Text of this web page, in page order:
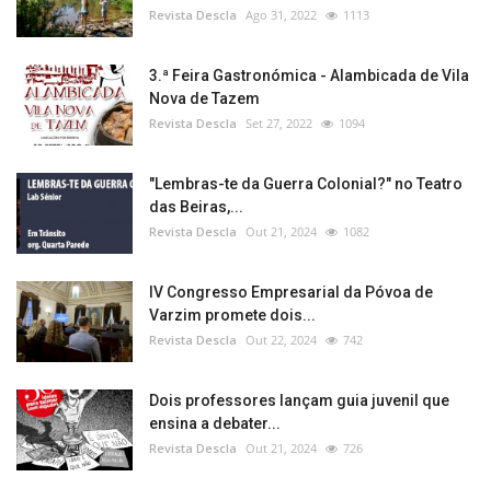
Revista Descla Ago 31, 2022 1113
3.ª Feira Gastronómica - Alambicada de Vila
Nova de Tazem
Revista Descla Set 27, 2022 1094
"Lembras-te da Guerra Colonial?" no Teatro
das Beiras,...
Revista Descla Out 21, 2024 1082
IV Congresso Empresarial da Póvoa de
Varzim promete dois...
Revista Descla Out 22, 2024 742
Dois professores lançam guia juvenil que
ensina a debater...
Revista Descla Out 21, 2024 726